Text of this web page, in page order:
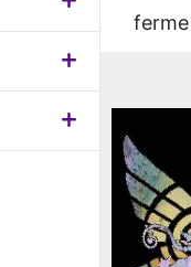
ferme